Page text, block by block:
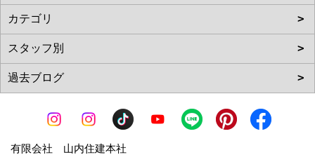
有限会社 山内住建本社